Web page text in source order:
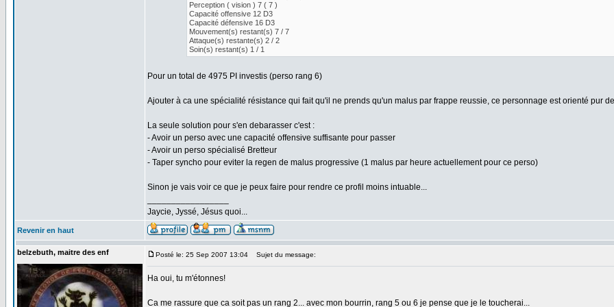
Perception ( vision ) 7 ( 7 )
Capacité offensive 12 D3
Capacité défensive 16 D3
Mouvement(s) restant(s) 7 / 7
Attaque(s) restante(s) 2 / 2
Soin(s) restant(s) 1 / 1
Pour un total de 4975 PI investis (perso rang 6)
Ajouter à ca une spécialité résistance qui fait qu'il ne prends qu'un malus par frappe reussie, ce personnage est orienté pur
La seule solution pour s'en debarasser c'est :
- Avoir un perso avec une capacité offensive suffisante pour passer
- Avoir un perso spécialisé Bretteur
- Taper syncho pour eviter la regen de malus progressive (1 malus par heure actuellement pour ce perso)
Sinon je vais voir ce que je peux faire pour rendre ce profil moins intuable...
Jaycie, Jyssé, Jésus quoi...
Revenir en haut
belzebuth, maitre des enf Posté le: 25 Sep 2007 13:04 Sujet du message:
Ha oui, tu m'étonnes!
Ca me rassure que ca soit pas un rang 2... avec mon bourrin, rang 5 ou 6 je pense que je le toucherai...